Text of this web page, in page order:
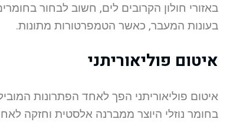
באזורי חולון הקרובים לים, חשוב לבחור
בעונות המעבר, כאשר הטמפרטורות מתונות.
איטום פוליאוריתני
איטום פוליאוריתני הפך לאחד הפתרונות
בחומר נוזלי היוצר ממברנה אלסטית וחזקה